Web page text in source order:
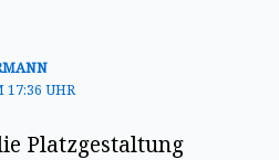
17:36 UHR
Platzgestaltung